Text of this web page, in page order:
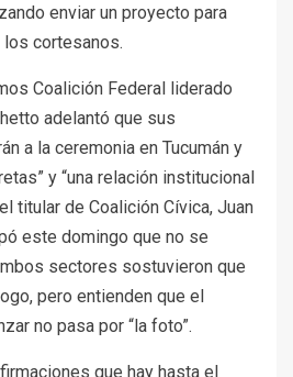
enviar un proyecto para
los cortesanos.
Coalición Federal liderado
adelantó que sus
a la ceremonia en Tucumán y
y “una relación institucional
titular de Coalición Cívica, Juan
este domingo que no se
sectores sostuvieron que
pero entienden que el
no pasa por “la foto”.
que hay hasta el